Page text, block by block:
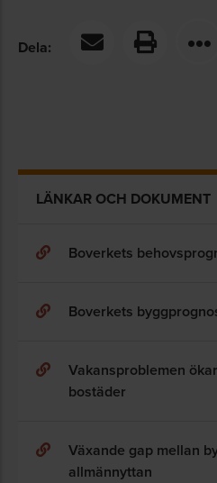
Dela:
LÄNKAR OCH DOKUMENT
Boverkets
Boverkets
Vakansproblemen
bostäder
Växande gap mellan
allmännyttan